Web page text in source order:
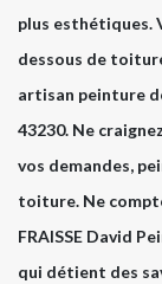
plus esthétiques.
dessous de
artisan peinture
43230. Ne
vos demandes,
toiture. Ne
FRAISSE David
qui détient des